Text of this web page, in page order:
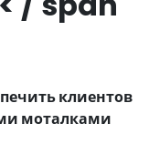
клиентов
моталками